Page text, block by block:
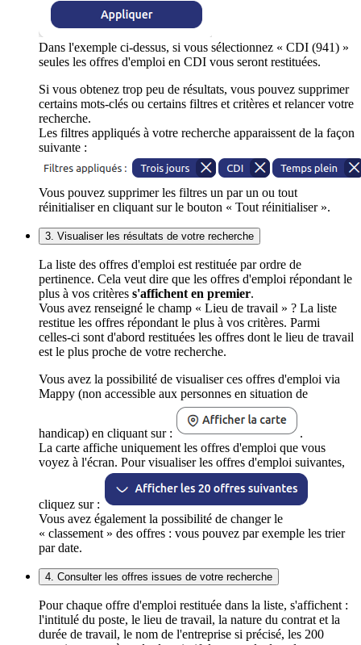
Dans l'exemple ci-dessus, si vous sélectionnez « CDI (941) »
seules les offres d'emploi en CDI vous seront restituées.
Si vous obtenez trop peu de résultats, vous pouvez supprimer
certains mots-clés ou certains filtres et critères et relancer votre
recherche.
Les filtres appliqués à votre recherche apparaissent de la façon
suivante :
Vous pouvez supprimer les filtres un par un ou tout
réinitialiser en cliquant sur le bouton « Tout réinitialiser ».
3. Visualiser les résultats de votre recherche
La liste des offres d'emploi est restituée par ordre de
pertinence. Cela veut dire que les offres d'emploi répondant le
plus à vos critères s'affichent en premier.
Vous avez renseigné le champ « Lieu de travail » ? La liste
restitue les offres répondant le plus à vos critères. Parmi
celles-ci sont d'abord restituées les offres dont le lieu de travail
est le plus proche de votre recherche.
Vous avez la possibilité de visualiser ces offres d'emploi via
Mappy (non accessible aux personnes en situation de
handicap) en cliquant sur :
.
La carte affiche uniquement les offres d'emploi que vous
voyez à l'écran. Pour visualiser les offres d'emploi suivantes,
cliquez sur :
Vous avez également la possibilité de changer le
« classement » des offres : vous pouvez par exemple les trier
par date.
4. Consulter les offres issues de votre recherche
Pour chaque offre d'emploi restituée dans la liste, s'affichent :
l'intitulé du poste, le lieu de travail, la nature du contrat et la
durée de travail, le nom de l'entreprise si précisé, les 200